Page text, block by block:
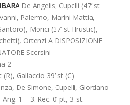
De Angelis, Cupelli (47’ st
Palermo, Marini Mattia,
Morici (37’ st Hrustic),
Ortenzi A DISPOSIZIONE
Scorsini
2
(R), Gallaccio 39’ st (C)
De Simone, Cupelli, Giordano
1 – 3. Rec. 0’ pt, 3’ st.